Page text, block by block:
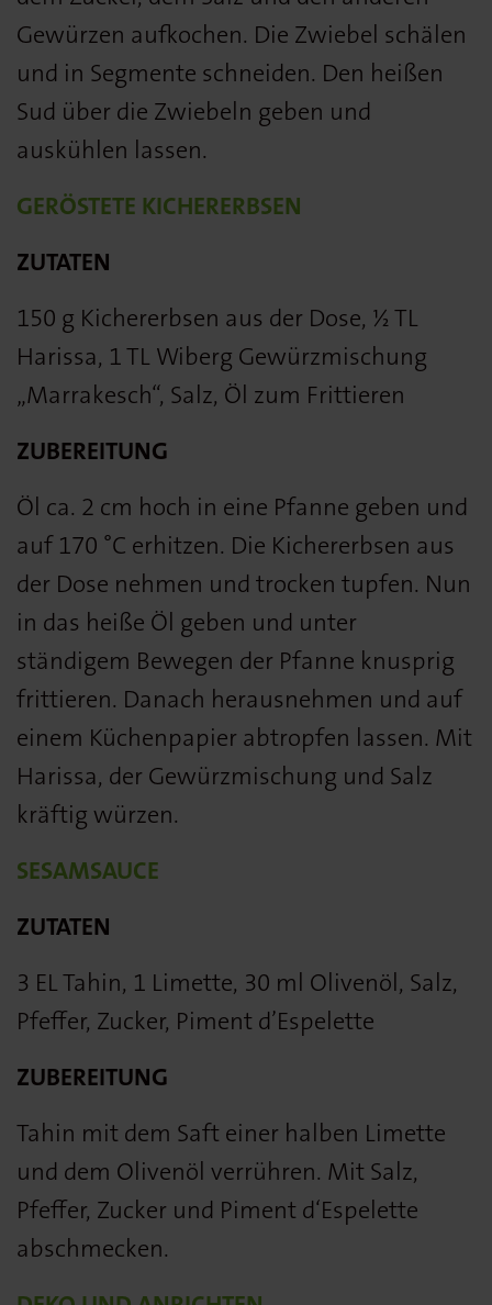
Gewürzen aufkochen. Die Zwiebel schälen
und in Segmente schneiden. Den heißen
Sud über die Zwiebeln geben und
auskühlen lassen.
GERÖSTETE KICHERERBSEN
ZUTATEN
150 g Kichererbsen aus der Dose, ½ TL
Harissa, 1 TL Wiberg Gewürzmischung
„Marrakesch“, Salz, Öl zum Frittieren
ZUBEREITUNG
Öl ca. 2 cm hoch in eine Pfanne geben und
auf 170 °C erhitzen. Die Kichererbsen aus
der Dose nehmen und trocken tupfen. Nun
in das heiße Öl geben und unter
ständigem Bewegen der Pfanne knusprig
frittieren. Danach herausnehmen und auf
einem Küchenpapier abtropfen lassen. Mit
Harissa, der Gewürzmischung und Salz
kräftig würzen.
SESAMSAUCE
ZUTATEN
3 EL Tahin, 1 Limette, 30 ml Olivenöl, Salz,
Pfeffer, Zucker, Piment d’Espelette
ZUBEREITUNG
Tahin mit dem Saft einer halben Limette
und dem Olivenöl verrühren. Mit Salz,
Pfeffer, Zucker und Piment d‘Espelette
abschmecken.